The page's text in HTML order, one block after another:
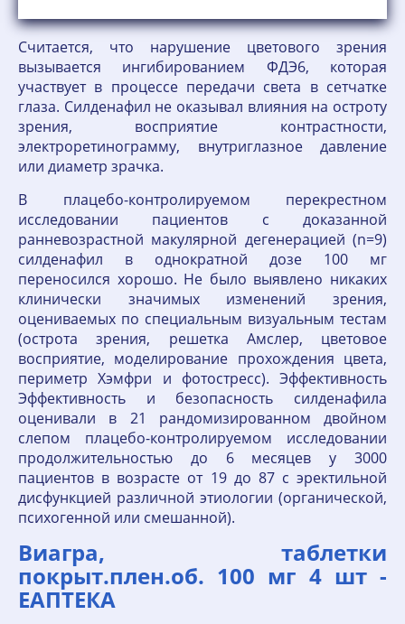
Считается, что нарушение цветового зрения
вызывается ингибированием ФДЭ6, которая
участвует в процессе передачи света в сетчатке
глаза. Силденафил не оказывал влияния на остроту
зрения, восприятие контрастности,
электроретинограмму, внутриглазное давление
или диаметр зрачка.
В плацебо-контролируемом перекрестном
исследовании пациентов с доказанной
ранневозрастной макулярной дегенерацией (n=9)
силденафил в однократной дозе 100 мг
переносился хорошо. Не было выявлено никаких
клинически значимых изменений зрения,
оцениваемых по специальным визуальным тестам
(острота зрения, решетка Амслер, цветовое
восприятие, моделирование прохождения цвета,
периметр Хэмфри и фотостресс). Эффективность
Эффективность и безопасность силденафила
оценивали в 21 рандомизированном двойном
слепом плацебо-контролируемом исследовании
продолжительностью до 6 месяцев у 3000
пациентов в возрасте от 19 до 87 с эректильной
дисфункцией различной этиологии (органической,
психогенной или смешанной).
Виагра, таблетки
покрыт.плен.об. 100 мг 4 шт -
ЕАПТЕКА